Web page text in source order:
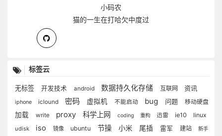
小码农
猫的一生在打哈欠中度过
标签云
无标签 开发技术 android 数据持久化存储 互联网 资讯
iphone iclound 密码 虚拟机 不能启动 bug 问题 移动硬盘
加载 write proxy 科学上网 coding 重构 迅雷 ie10 linux
udisk iso 镜像 ubuntu 节操 小米 尾插 雷军 建站 新手